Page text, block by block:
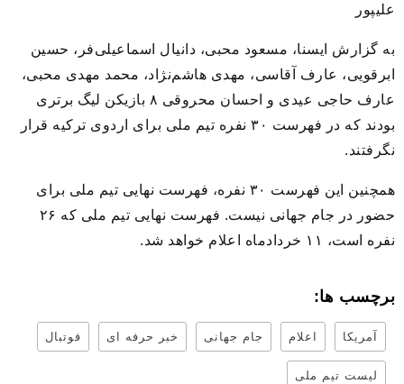
علیپور
به گزارش ایسنا، مسعود محبی، دانیال اسماعیلی‌فر، حسین
ابرقویی، عارف آقاسی، مهدی هاشم‌نژاد، محمد مهدی محبی،
عارف حاجی عیدی و احسان محروقی ۸ بازیکن لیگ برتری
بودند که در فهرست ۳۰ نفره تیم ملی برای اردوی ترکیه قرار
نگرفتند.
همچنین این فهرست ۳۰ نفره، فهرست نهایی تیم ملی برای
حضور در جام جهانی نیست. فهرست نهایی تیم ملی که ۲۶
نفره است، ۱۱ خردادماه اعلام خواهد شد.
برچسب ها:
آمریکا اعلام جام جهانی خبر حرفه ای فوتبال
لیست تیم ملی